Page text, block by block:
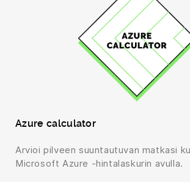
Azure calculator
Arvioi pilveen suuntautuvan matkasi
Microsoft Azure -hintalaskurin avulla.